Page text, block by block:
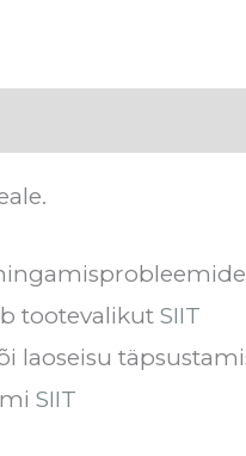
tootevalikut SIIT
laoseisu
SIIT